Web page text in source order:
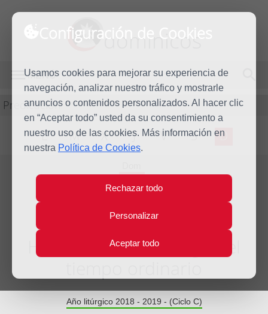
Configuración de Cookies
Usamos cookies para mejorar su experiencia de
navegación, analizar nuestro tráfico y mostrarle
anuncios o contenidos personalizados. Al hacer clic
en “Aceptar todo” usted da su consentimiento a
nuestro uso de las cookies. Más información en
nuestra Política de Cookies.
Rechazar todo
Personalizar
Aceptar todo
dominicos
MENÚ
Predicación
L M X J V S D
10
Nov
Homilía XXXII Domingo del
Año litúrgico 2018 - 2019 - (Ciclo C)